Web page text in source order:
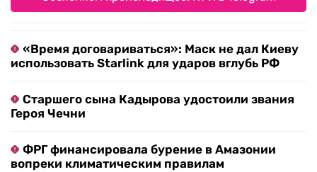
«Время договариваться»: Маск не дал Киеву
использовать Starlink для ударов вглубь РФ
Старшего сына Кадырова удостоили звания
Героя Чечни
ФРГ финансировала бурение в Амазонии
вопреки климатическим правилам